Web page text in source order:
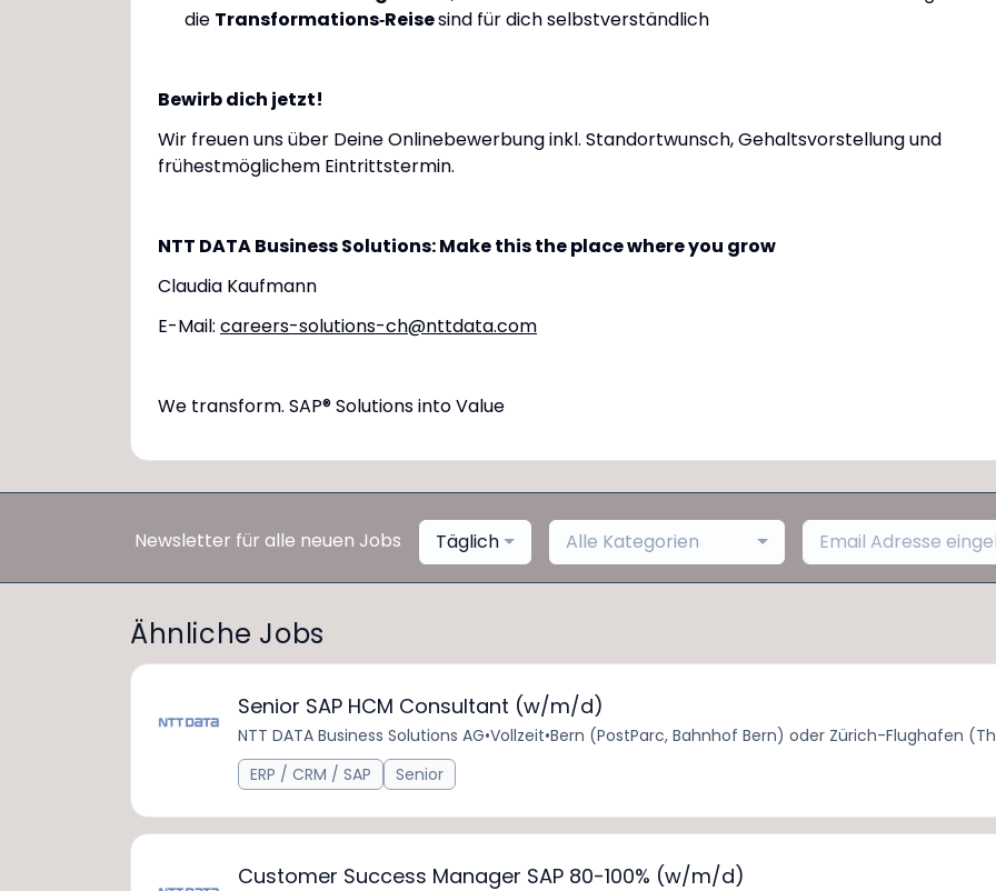
die Transformations‑Reisesind für dich selbstverständlich
Bewirb dich jetzt!
Wir freuen uns über Deine Onlinebewerbung inkl. Standortwunsch, Gehaltsvorstellung und
frühestmöglichem Eintrittstermin.
NTT DATA Business Solutions: Make this the place where you grow
Claudia Kaufmann
E-Mail: careers-solutions-ch@nttdata.com
We transform. SAP® Solutions into Value
Newsletter für alle neuen Jobs Täglich Alle Kategorien
Ähnliche Jobs
Senior SAP HCM Consultant (w/m/d)
NTT DATA Business Solutions AG•Vollzeit•Bern (PostParc, Bahnhof Bern) oder Zürich-Flughafen
ERP / CRM / SAP
Senior
Customer Success Manager SAP 80-100% (w/m/d)